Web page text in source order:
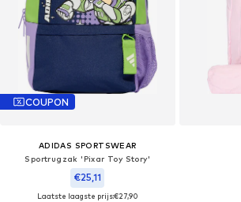
COUPON
ADIDAS SPORTSWEAR
Sportrugzak 'Pixar Toy Story'
€25,11
Laatste laagste prijs:€27,90